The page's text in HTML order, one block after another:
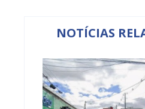
NOTÍCIAS